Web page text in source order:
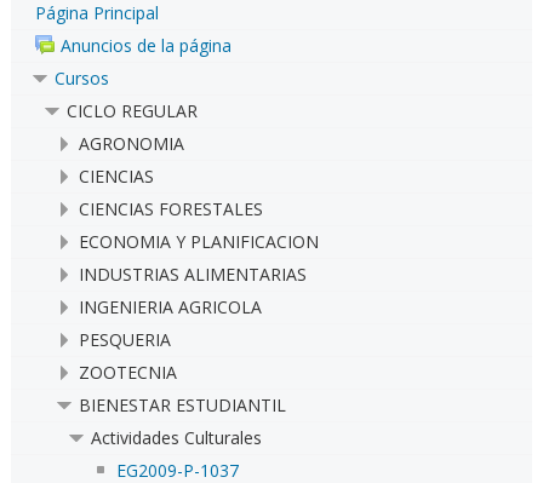
Página Principal
Anuncios de la página
Cursos
CICLO REGULAR
AGRONOMIA
CIENCIAS
CIENCIAS FORESTALES
ECONOMIA Y PLANIFICACION
INDUSTRIAS ALIMENTARIAS
INGENIERIA AGRICOLA
PESQUERIA
ZOOTECNIA
BIENESTAR ESTUDIANTIL
Actividades Culturales
EG2009-P-1037